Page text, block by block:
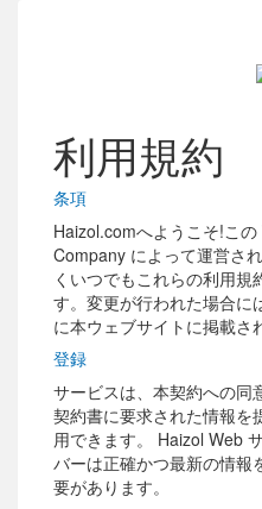
利用規約
条項
Haizol.comへようこそ!こ
Company によって運営さ
くいつでもこれらの利用規
す。変更が行われた場合に
に本ウェブサイトに掲載さ
登録
サービスは、本契約への同
契約書に要求された情報を
用できます。 Haizol Web
バーは正確かつ最新の情報
要があります。